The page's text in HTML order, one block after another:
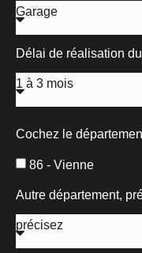
Délai de réalisation
Cochez le
86 - Vienne
Autre département,